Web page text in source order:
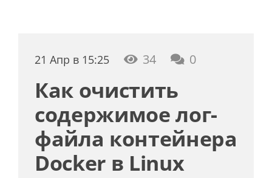
21 Апр в 15:25 34 0
Как очистить
содержимое лог-
файла контейнера
Docker в Linux